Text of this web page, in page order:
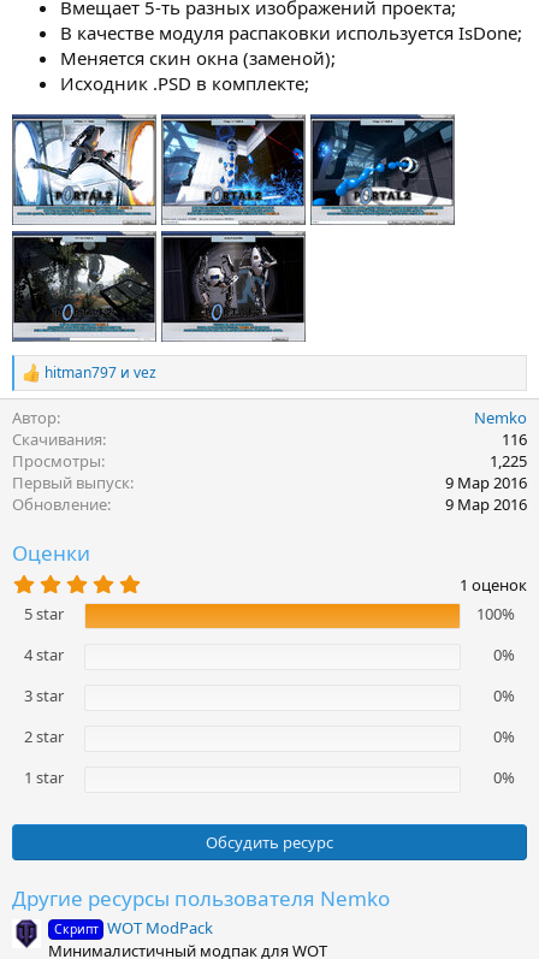
Вмещает 5-ть разных изображений проекта;
В качестве модуля распаковки используется IsDone;
Меняется скин окна (заменой);
Исходник .PSD в комплекте;
Р
е
а
к
ц
и
и
:
hitman797 и vez
Автор
Nemko
Скачивания
116
Просмотры
1,225
Первый выпуск
9 Мар 2016
Обновление
9 Мар 2016
Оценки
.
0
0
1 оценок
5 star
100%
4 star
0%
3 star
0%
2 star
0%
1 star
0%
Обсудить ресурс
Другие ресурсы пользователя Nemko
Скрипт WOT ModPack
Минималистичный модпак для WOT